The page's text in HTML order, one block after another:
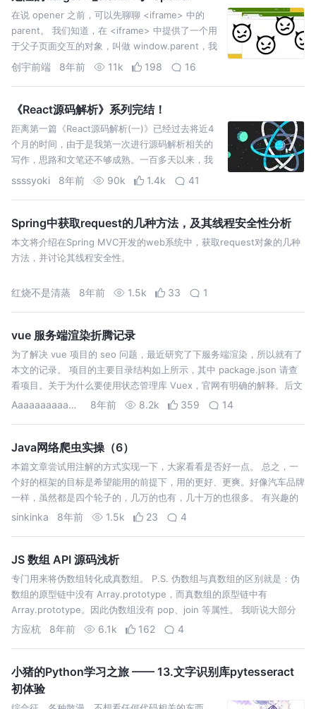
在说 opener 之前，可以先聊聊 <iframe> 中的
parent。 我们知道，在 <iframe> 中提供了一个用
于父子页面交互的对象，叫做 window.parent，我
们可以通过 window.parent 对象来从框架中的页面
创宇前端 8年前 11k 198 16
《React源码解析》系列完结！
距离第一篇《React源码解析(一)》已经过去将近4
个月的时间，由于是我第一次进行源码解析相关的
写作，思路和文笔还不够成熟。一百多天以来，我
基于读者反馈反思这几篇文章中的不足，同时也在
进的几点…
ssssyoki 8年前 90k 1.4k 41
Spring中获取request的几种方法，及其线程安全性分析
本文将介绍在Spring MVC开发的web系统中，获取request对象的几种
方法，并讨论其线程安全性。
红烧不是清蒸 8年前 1.5k 33 1
vue 服务端渲染折腾记录
为了解决 vue 项目的 seo 问题，最近研究了下服务端渲染，所以就有了
本文的记录。 项目的主要目录结构如上所示，其中 package.json 请查
看项目。关于为什么要使用状态管理库 Vuex，官网有明确的解释。后文
有例子帮助进一步理解。 接下来我们暂时不管服务端渲染的事情…
Aaaaaaaaaaayou 8年前 8.2k 359 14
Java网络爬虫实操（6）
本篇文章尝试用注解的方式实现一下，大家看看是否好一点。 总之，一
个好的框架的目标是希望能用的前提下，用的更好、更爽。好像汽车品牌
一样，虽然都是四个轮子的，几万的也有，几十万的也很多。 有兴趣的
小伙伴可以关注这个爬虫框架NetDiscovery，基本上每周都有更新的。
sinkinka 8年前 1.5k 23 4
JS 数组 API 源码浅析
专门用来将伪数组转化成真数组。 P.S. 伪数组与真数组的区别就是：伪
数组的原型链中没有 Array.prototype，而真数组的原型链中有
Array.prototype。因此伪数组没有 pop、join 等属性。 我听说大部分
的语言内置的 sort 方法都是快速排序算法。…
方应杭 8年前 6.1k 162 4
小猪的Python学习之旅 —— 13.文字识别库pytesseract
初体验